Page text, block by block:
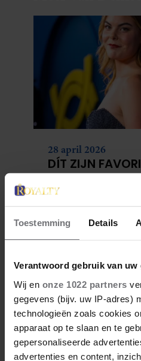
Toestemming Details
Verantwoord gebruik van uw
Wij en onze 1022 partners
gegevens (bijv. uw IP-adres)
technologieën zoals cookies
apparaat op te slaan en te
gepersonaliseerde
advertenties en content,
28 april 2026
DÍT ZIJN
27 april 2026